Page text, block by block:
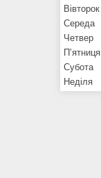
Вівторок
Середа
Четвер
Пʼятниця
Субота
Неділя